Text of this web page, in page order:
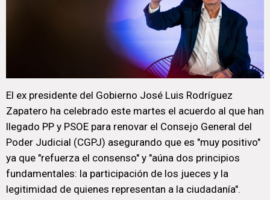
El ex presidente del Gobierno José Luis Rodríguez
Zapatero ha celebrado este martes el acuerdo al que han
llegado PP y PSOE para renovar el Consejo General del
Poder Judicial (CGPJ) asegurando que es "muy positivo"
ya que "refuerza el consenso" y "aúna dos principios
fundamentales: la participación de los jueces y la
legitimidad de quienes representan a la ciudadanía".